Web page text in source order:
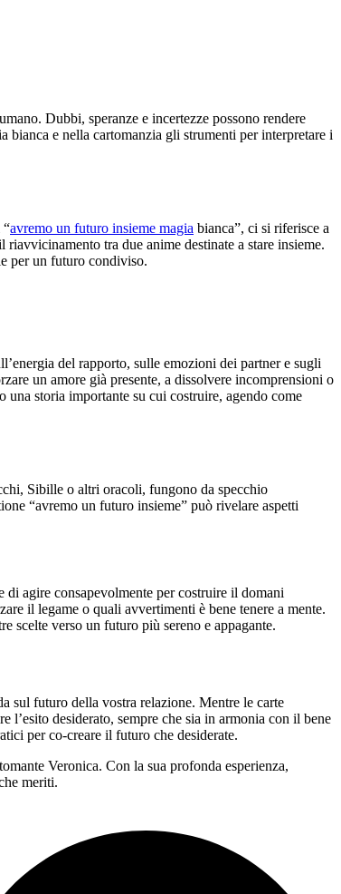
Dubbi, speranze e incertezze possono rendere
e nella cartomanzia gli strumenti per interpretare i
“avremo un futuro insieme magia bianca”, ci si riferisce a
tra due anime destinate a stare insieme.
per un futuro condiviso.
del rapporto, sulle emozioni dei partner e sugli
un amore già presente, a dissolvere incomprensioni o
storia importante su cui costruire, agendo come
Sibille o altri oracoli, fungono da specchio
“avremo un futuro insieme” può rivelare aspetti
agire consapevolmente per costruire il domani
il legame o quali avvertimenti è bene tenere a mente.
scelte verso un futuro più sereno e appagante.
sul futuro della vostra relazione. Mentre le carte
l’esito desiderato, sempre che sia in armonia con il bene
per co-creare il futuro che desiderate.
Veronica. Con la sua profonda esperienza,
meriti.